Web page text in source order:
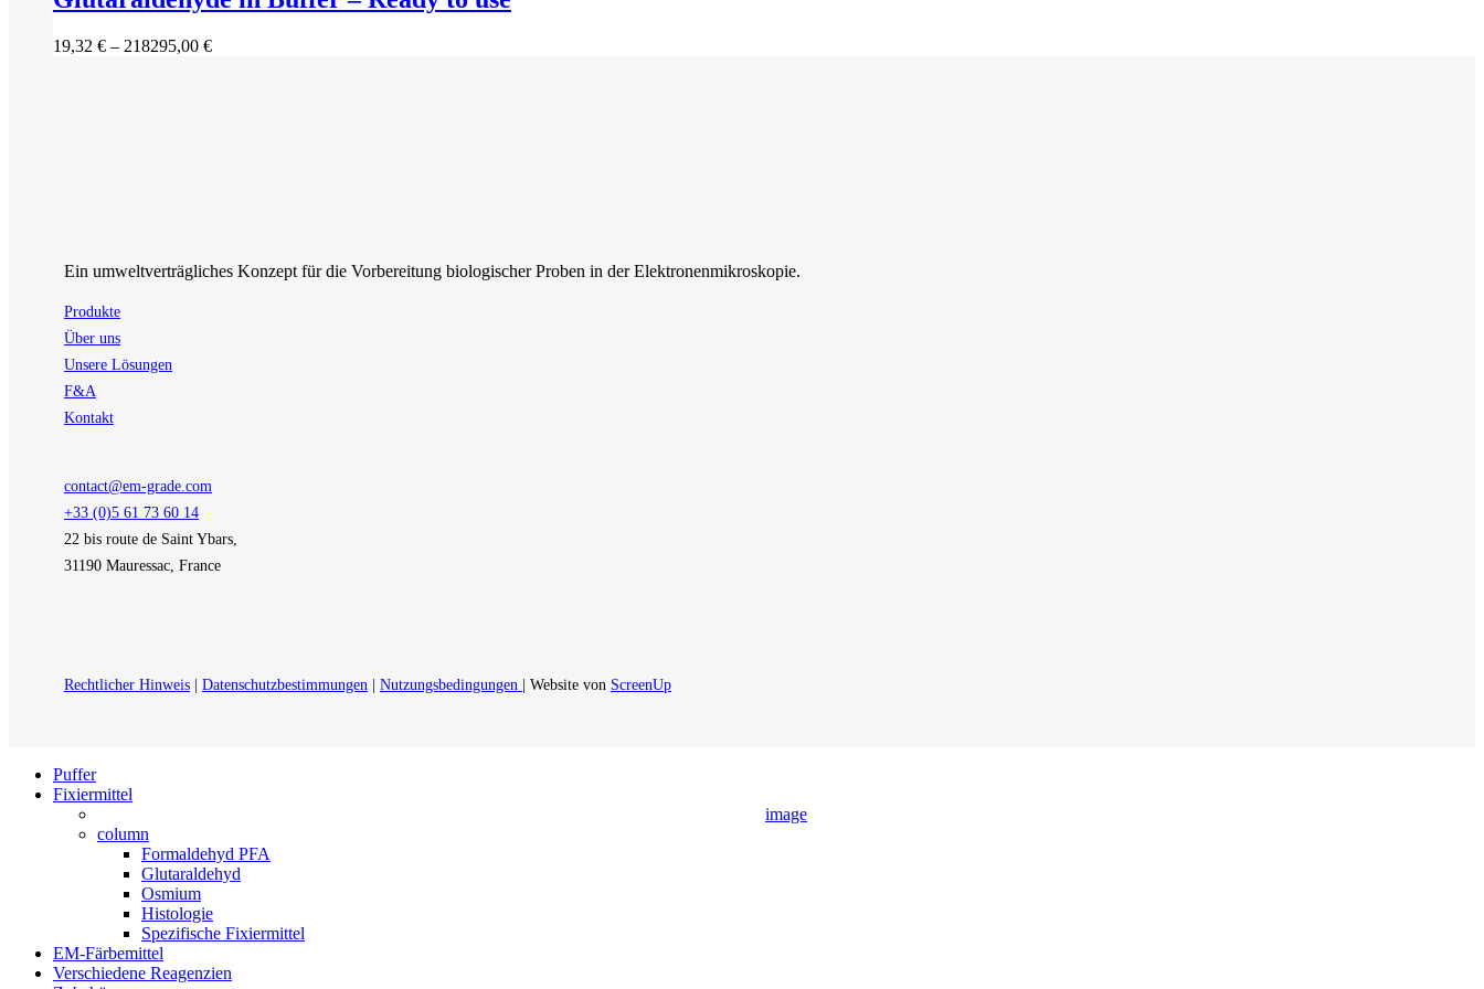
mehrere
auf.
19,32 € – 218295,00 €Preisspanne:
Ein umweltverträgliches Konzept für die Vorbereitung biologischer Proben in der Elektronenmikroskopie.
Produkte
Über uns
Unsere Lösungen
F&A
Kontakt
contact@em-grade.com
+33 (0)5 61 73 60 14
22 bis route de Saint Ybars,
31190 Mauressac, France
Rechtlicher Hinweis Datenschutzbestimmungen Nutzungsbedingungen | Website von ScreenUp
Close
Menu
Puffer
Fixiermittel
image
column
Formaldehyd PFA
Glutaraldehyd
Osmium
Histologie
Spezifische Fixiermittel
EM-Färbemittel
Verschiedene Reagenzien